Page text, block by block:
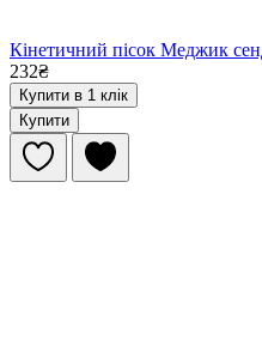
Кінетичний пісок Меджик
232₴
Купити в 1 клік
Купити